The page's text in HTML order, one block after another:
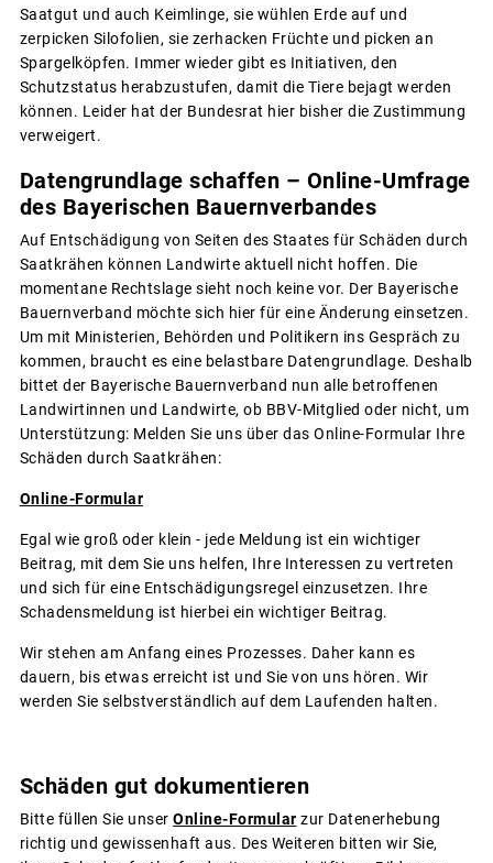
Saatgut und auch Keimlinge, sie wühlen Erde auf und
zerpicken Silofolien, sie zerhacken Früchte und picken an
Spargelköpfen. Immer wieder gibt es Initiativen, den
Schutzstatus herabzustufen, damit die Tiere bejagt werden
können. Leider hat der Bundesrat hier bisher die Zustimmung
verweigert.
Datengrundlage schaffen – Online-Umfrage
des Bayerischen Bauernverbandes
Auf Entschädigung von Seiten des Staates für Schäden durch
Saatkrähen können Landwirte aktuell nicht hoffen. Die
momentane Rechtslage sieht noch keine vor. Der Bayerische
Bauernverband möchte sich hier für eine Änderung einsetzen.
Um mit Ministerien, Behörden und Politikern ins Gespräch zu
kommen, braucht es eine belastbare Datengrundlage. Deshalb
bittet der Bayerische Bauernverband nun alle betroffenen
Landwirtinnen und Landwirte, ob BBV-Mitglied oder nicht, um
Unterstützung: Melden Sie uns über das Online-Formular Ihre
Schäden durch Saatkrähen:
Online-Formular
Egal wie groß oder klein - jede Meldung ist ein wichtiger
Beitrag, mit dem Sie uns helfen, Ihre Interessen zu vertreten
und sich für eine Entschädigungsregel einzusetzen. Ihre
Schadensmeldung ist hierbei ein wichtiger Beitrag.
Wir stehen am Anfang eines Prozesses. Daher kann es
dauern, bis etwas erreicht ist und Sie von uns hören. Wir
werden Sie selbstverständlich auf dem Laufenden halten.
Schäden gut dokumentieren
Bitte füllen Sie unser Online-Formular zur Datenerhebung
richtig und gewissenhaft aus. Des Weiteren bitten wir Sie,